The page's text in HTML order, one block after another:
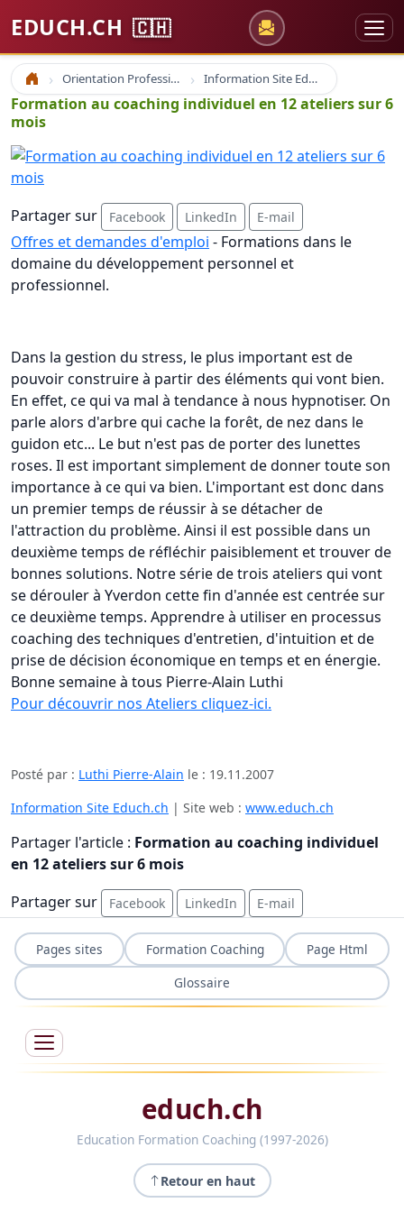
EDUCH.CH 🇨🇭
Accueil Orientation Professionnelle Information Site Educh.ch
Formation au coaching individuel en 12 ateliers sur 6
mois
Partager sur Facebook LinkedIn E-mail
Offres et demandes d'emploi - Formations dans le
domaine du développement personnel et
professionnel.
Dans la gestion du stress, le plus important est de
pouvoir construire à partir des éléments qui vont bien.
En effet, ce qui va mal à tendance à nous hypnotiser. On
parle alors d'arbre qui cache la forêt, de nez dans le
guidon etc... Le but n'est pas de porter des lunettes
roses. Il est important simplement de donner toute son
importance à ce qui va bien. L'important est donc dans
un premier temps de réussir à se détacher de
l'attraction du problème. Ainsi il est possible dans un
deuxième temps de réfléchir paisiblement et trouver de
bonnes solutions. Notre série de trois ateliers qui vont
se dérouler à Yverdon cette fin d'année est centrée sur
ce deuxième temps. Apprendre à utiliser en processus
coaching des techniques d'entretien, d'intuition et de
prise de décision économique en temps et en énergie.
Bonne semaine à tous Pierre-Alain Luthi
Pour découvrir nos Ateliers cliquez-ici.
Posté par : Luthi Pierre-Alain le : 19.11.2007
Information Site Educh.ch | Site web : www.educh.ch
Partager l'article : Formation au coaching individuel
en 12 ateliers sur 6 mois
Partager sur
Facebook LinkedIn E-mail
Pages sites Formation Coaching
Page Html
Glossaire
educh.ch
Education Formation Coaching (1997-2026)
Retour en haut